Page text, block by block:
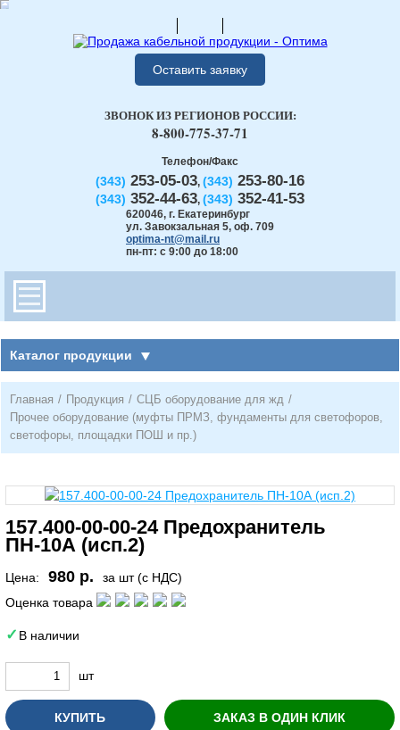
Оставить заявку
Телефон/Факс
(343) 253-05-03, (343) 253-80-16
(343) 352-44-63, (343) 352-41-53
620046, г. Екатеринбург
ул. Завокзальная 5, оф. 709
optima-nt@mail.ru
пн-пт: с 9:00 до 18:00
ЗВОНОК ИЗ РЕГИОНОВ РОССИИ:
8-800-775-37-71
Каталог продукции
Главная / Продукция / СЦБ оборудование для жд /
Прочее оборудование (муфты ПРМЗ, фундаменты для светофоров,
светофоры, площадки ПОШ и пр.)
157.400-00-00-24 Предохранитель
ПН-10А (исп.2)
Цена: 980 р.
за шт (с НДС)
Оценка товара
В наличии
шт
КУПИТЬ ЗАКАЗ В ОДИН КЛИК